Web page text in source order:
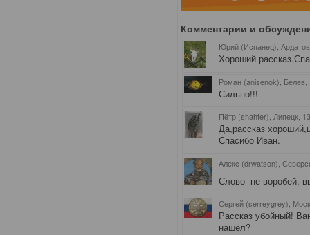
Комментарии и
Юрий (Испанец), Ардатов
Хороший
Роман (anisenok), Белев
Сильно!!!
Пётр (shahter), Липецк ,
Да,рассказ
Спасибо Иван.
Алекс (drwatson),
Слово- не воробей,
Сергей (serreygrey),
Рассказ убойный!
нашёл?